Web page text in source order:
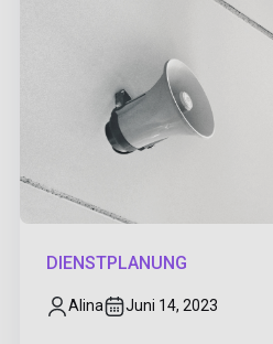
DIENSTPLANUNG
Alina Juni 14, 2023